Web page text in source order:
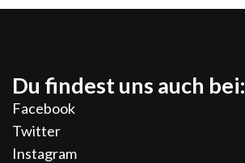
Du findest uns auch bei:
Facebook
Twitter
Instagram